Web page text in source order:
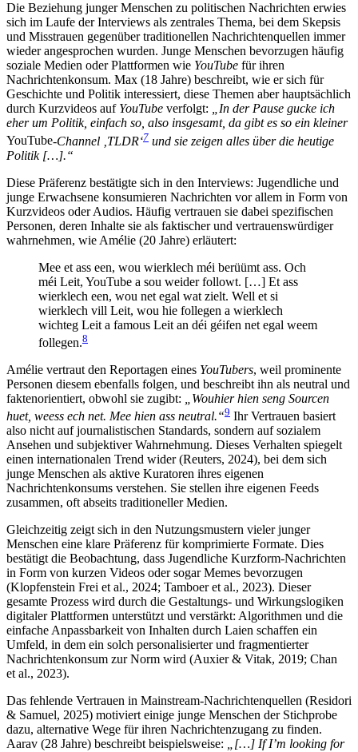
Die Beziehung junger Menschen zu politischen Nachrichten erwies
sich im Laufe der Interviews als zentrales Thema, bei dem Skepsis
und Misstrauen gegenüber traditionellen Nachrichtenquellen immer
wieder angesprochen wurden. Junge Menschen bevorzugen häufig
soziale Medien oder Plattformen wie YouTube für ihren
Nachrichtenkonsum. Max (18 Jahre) beschreibt, wie er sich für
Geschichte und Politik interessiert, diese Themen aber hauptsächlich
durch Kurzvideos auf YouTube verfolgt: „In der Pause gucke ich
eher um Politik, einfach so, also insgesamt, da gibt es so ein kleiner
YouTube-Channel TLDR‘7 und sie zeigen alles über die heutige
Politik […].“
Diese Präferenz bestätigte sich in den Interviews: Jugendliche und
junge Erwachsene konsumieren Nachrichten vor allem in Form von
Kurzvideos oder Audios. Häufig vertrauen sie dabei spezifischen
Personen, deren Inhalte sie als faktischer und vertrauenswürdiger
wahrnehmen, wie Amélie (20 Jahre) erläutert:
Mee et ass een, wou wierklech méi berüümt ass. Och
méi Leit, YouTube a sou weider followt. […] Et ass
wierklech een, wou net egal wat zielt. Well et si
wierklech vill Leit, wou hie follegen a wierklech
wichteg Leit a famous Leit an déi géifen net egal weem
follegen.8
Amélie vertraut den Reportagen eines YouTubers, weil prominente
Personen diesem ebenfalls folgen, und beschreibt ihn als neutral und
faktenorientiert, obwohl sie zugibt:
„Wouhier hien seng Sourcen
huet, weess ech net. Mee hien ass neutral.“9 Ihr Vertrauen basiert
also nicht auf journalistischen Standards, sondern auf sozialem
Ansehen und subjektiver Wahrnehmung. Dieses Verhalten spiegelt
einen internationalen Trend wider (Reuters, 2024), bei dem sich
junge Menschen als aktive Kuratoren ihres eigenen
Nachrichtenkonsums verstehen. Sie stellen ihre eigenen Feeds
zusammen, oft abseits traditioneller Medien.
Gleichzeitig zeigt sich in den Nutzungsmustern vieler junger
Menschen eine klare Präferenz für komprimierte Formate. Dies
bestätigt die Beobachtung, dass Jugendliche Kurzform-Nachrichten
in Form von kurzen Videos oder sogar Memes bevorzugen
(Klopfenstein Frei et al., 2024; Tamboer et al., 2023). Dieser
gesamte Prozess wird durch die Gestaltungs- und Wirkungslogiken
digitaler Plattformen unterstützt und verstärkt: Algorithmen und die
einfache Anpassbarkeit von Inhalten durch Laien schaffen ein
Umfeld, in dem ein solch personalisierter und fragmentierter
Nachrichtenkonsum zur Norm wird (Auxier & Vitak, 2019; Chan
et al., 2023).
Das fehlende Vertrauen in Mainstream-Nachrichtenquellen (Residori
& Samuel, 2025) motiviert einige junge Menschen der Stichprobe
dazu, alternative Wege für ihren Nachrichtenzugang zu finden.
Aarav (28 Jahre) beschreibt beispielsweise: „[…] If I’m looking for